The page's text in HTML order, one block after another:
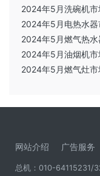
2024年5月洗碗机市
2024年5月电热水
2024年5月燃气热
2024年5月油烟机市
2024年5月燃气灶市
网站介绍 广告服务
总机：010-64115231/